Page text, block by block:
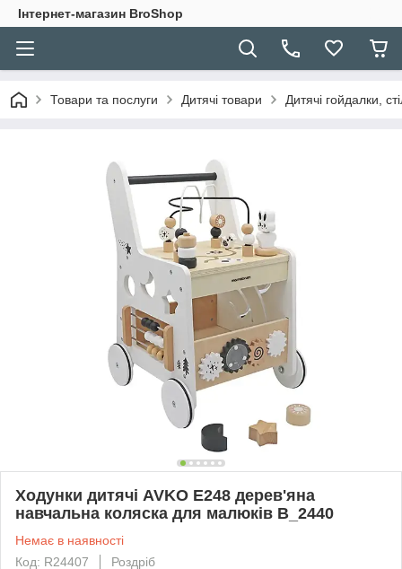
Інтернет-магазин BroShop
Товари та послуги Дитячі товари Дитячі гойдалки,
Ходунки дитячі AVKO E248 дерев'яна
навчальна коляска для малюків B_2440
Немає в наявності
Код: R24407
Роздріб